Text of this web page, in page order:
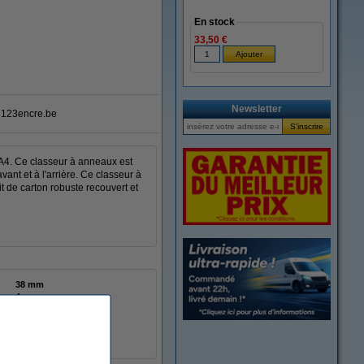
Ce classeur à anneaux est
et à l'arrière. Ce classeur à
de carton robuste recouvert et
38 mm
4
En stock
33,50 €
Newsletter